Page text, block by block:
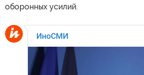
оборонных усилий.